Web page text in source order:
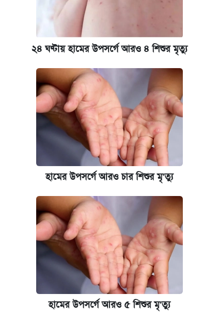
‘গুলশানের চামেলি’ তে যৌনকর্মীর দালাল অ্যাডলফ
ভাতা-উপবৃত্তির আবেদন শুরু, জেনে নিন পদ্ধতি
আজ শুক্রবার রাজধানীর যেসব মার্কেট-দোকানপাট
কবে শুরু হচ্ছে ঢাবির ভর্তি আবেদন, জানাল কর্তৃপক্ষ
নবম পে স্কেল বাস্তবায়ন চূড়ান্ত পর্যায়ে, যা জানালেন
অর্থমন্ত্রী
জুলাই স্মৃতি জাদুঘরে যেতে টিকিট কাটবেন যেভাবে
যুক্তরাষ্ট্র থেকে আরও ২৩ বাংলাদেশিকে দেশে
ফেরত পাঠানো হলো
২৪ ঘণ্টায় হামের উপসর্গে আরও ৪ শিশুর মৃত্যু
হামের উপসর্গে আরও চার শিশুর মৃ'ত্যু
হামের উপসর্গে আরও ৫ শিশুর মৃ'ত্যু